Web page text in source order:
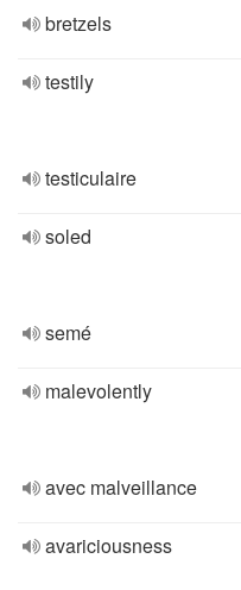
bretzels
testily
testiculaire
soled
semé
malevolently
avec malveillance
avariciousness